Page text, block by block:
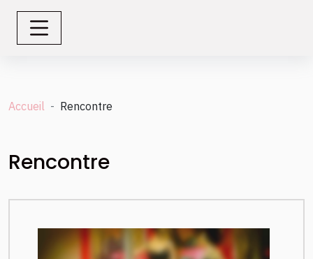
Accueil Rencontre
Rencontre